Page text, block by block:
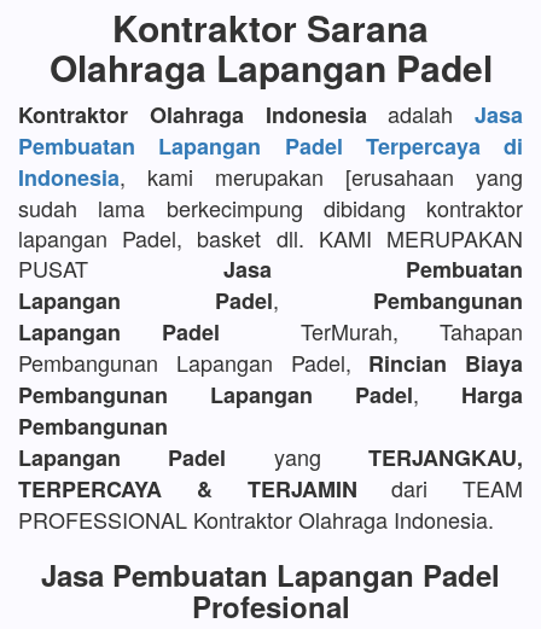
Kontraktor Sarana
Olahraga Lapangan Padel
Kontraktor Olahraga Indonesia adalah Jasa
Pembuatan Lapangan Padel Terpercaya di
Indonesia, kami merupakan [erusahaan yang
sudah lama berkecimpung dibidang kontraktor
lapangan Padel, basket dll. KAMI MERUPAKAN
PUSAT Jasa Pembuatan
Lapangan Padel, Pembangunan
Lapangan Padel TerMurah, Tahapan
Pembangunan Lapangan Padel, Rincian Biaya
Pembangunan Lapangan Padel, Harga
Pembangunan
Lapangan Padel yangTERJANGKAU,
TERPERCAYA & TERJAMIN dari TEAM
PROFESSIONAL Kontraktor Olahraga Indonesia.
Jasa Pembuatan Lapangan Padel
Profesional